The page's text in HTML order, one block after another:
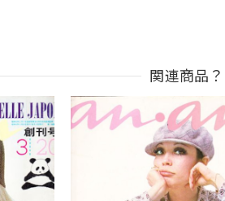
関連商品？